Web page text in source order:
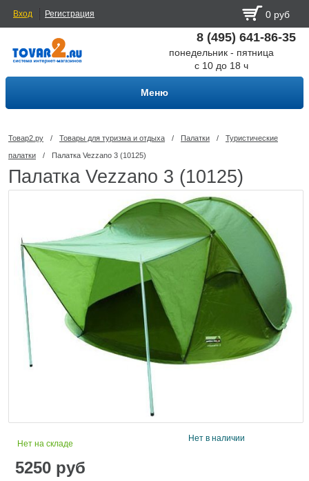
Вход Регистрация 0 руб
8 (495) 641-86-35
понедельник - пятница
с 10 до 18 ч
Меню
Товар2.ру / Товары для туризма и отдыха / Палатки / Туристические
палатки / Палатка Vezzano 3 (10125)
Палатка Vezzano 3 (10125)
Нет на складе
5250 руб
Нет в наличии